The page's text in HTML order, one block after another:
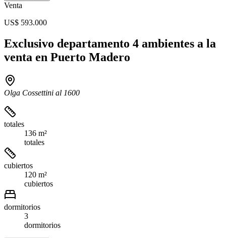
Venta
US$ 593.000
Exclusivo departamento 4 ambientes a la
venta en Puerto Madero
Olga Cossettini al 1600
totales
136 m²
totales
cubiertos
120 m²
cubiertos
dormitorios
3
dormitorios